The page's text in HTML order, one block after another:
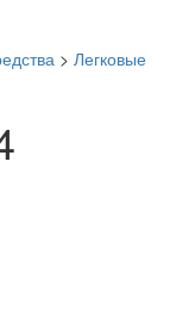
> Легковые